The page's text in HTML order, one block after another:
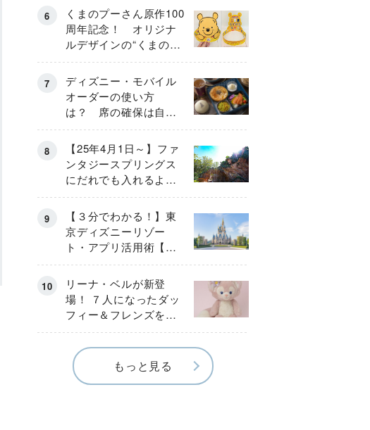
くまのプーさん原作100
周年記念！ オリジナ
ルデザインの“くまのプ
ーさんデコ面”がかわい
すぎる♡
ディズニー・モバイル
オーダーの使い方
は？ 席の確保は自分
で行う？
【25年4月1日～】ファ
ンタジースプリングス
にだれでも入れるよう
になった！ アトラク
ションはどう遊ぶ？
【３分でわかる！】東
京ディズニーリゾー
ト・アプリ活用術【グ
ループ作成＆スタンバ
イパス取得方法】
リーナ・ベルが新登
場！ ７人になったダッ
フィー＆フレンズを大
紹介
もっと見る